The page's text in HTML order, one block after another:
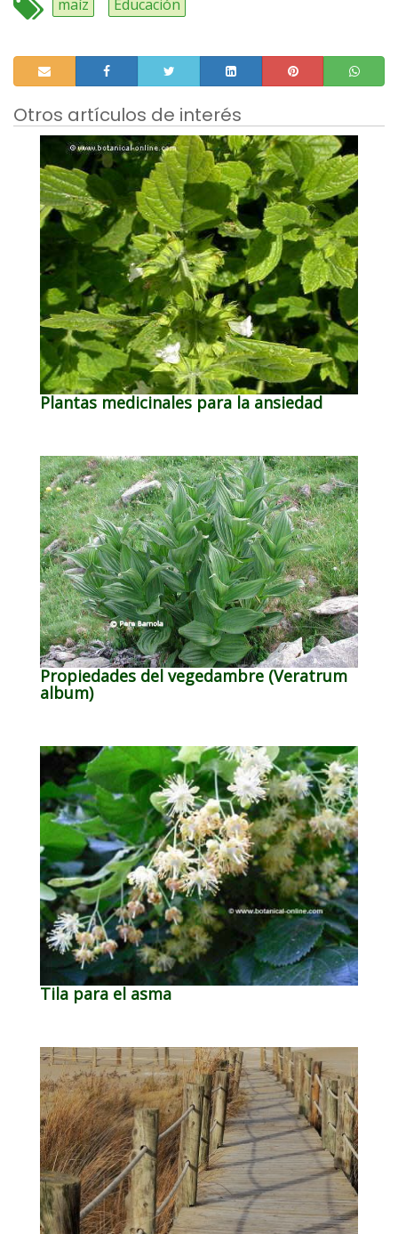
maíz Educación
Otros artículos de interés
Plantas medicinales para la ansiedad
Propiedades del vegedambre (Veratrum
album)
Tila para el asma